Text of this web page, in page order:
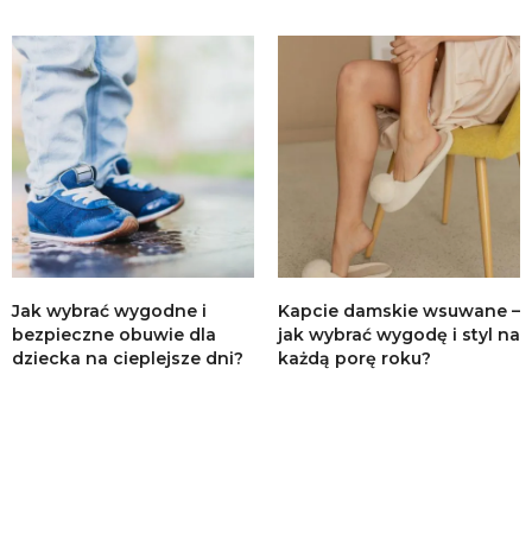
Jak wybrać wygodne i
bezpieczne obuwie dla
dziecka na cieplejsze dni?
Kapcie damskie wsuwane –
jak wybrać wygodę i styl na
każdą porę roku?